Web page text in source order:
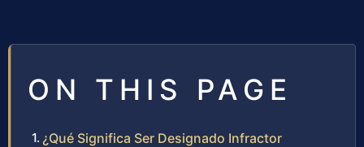
ON THIS PAGE
¿Qué Significa Ser Designado Infractor